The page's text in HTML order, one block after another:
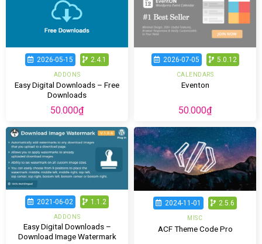
2026-05-15 2.4.1
ADDONS
Easy Digital Downloads – Free
Downloads
50.000₫
2026-07-05 5.0.12
CALENDARS
Eventon
50.000₫
2021-06-02 1.1.2
ADDONS
Easy Digital Downloads –
Download Image Watermark
2024-11-01 2.5.6
MISC
ACF Theme Code Pro